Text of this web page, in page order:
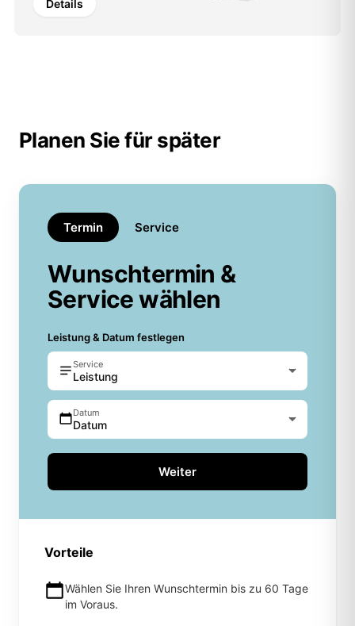
Details
Planen Sie für später
Termin Service
Wunschtermin &
Service wählen
Leistung & Datum festlegen
Service
Leistung
Datum
Datum
Weiter
Vorteile
Wählen Sie Ihren Wunschtermin bis zu 60 Tage
im Voraus.